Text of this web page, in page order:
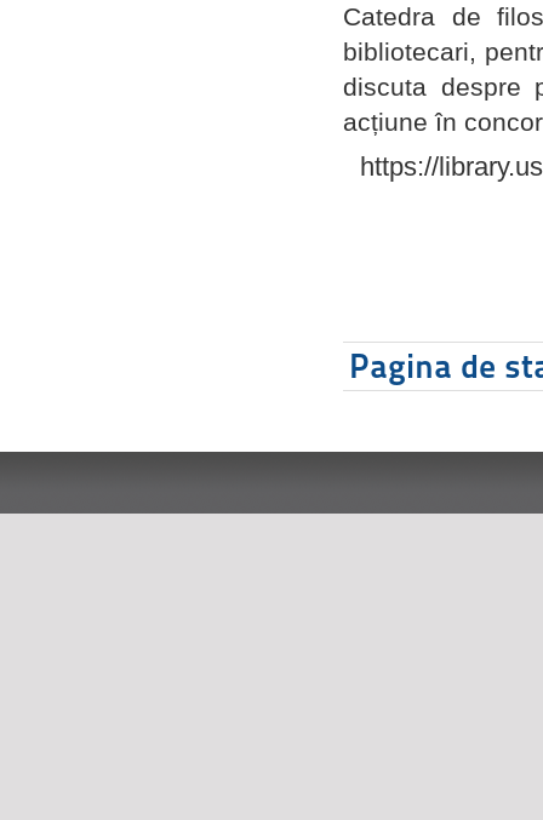
Catedra de
bibliotecari,
discuta despre
acțiune în
https://
Pagina de